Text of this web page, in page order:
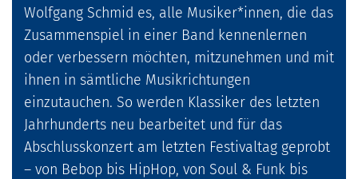
Wolfgang Schmid es, alle Musiker*innen, die das
Zusammenspiel in einer Band kennenlernen
oder verbessern möchten, mitzunehmen und mit
ihnen in sämtliche Musikrichtungen
einzutauchen. So werden Klassiker des letzten
Jahrhunderts neu bearbeitet und für das
Abschlusskonzert am letzten Festivaltag geprobt
– von Bebop bis HipHop, von Soul & Funk bis